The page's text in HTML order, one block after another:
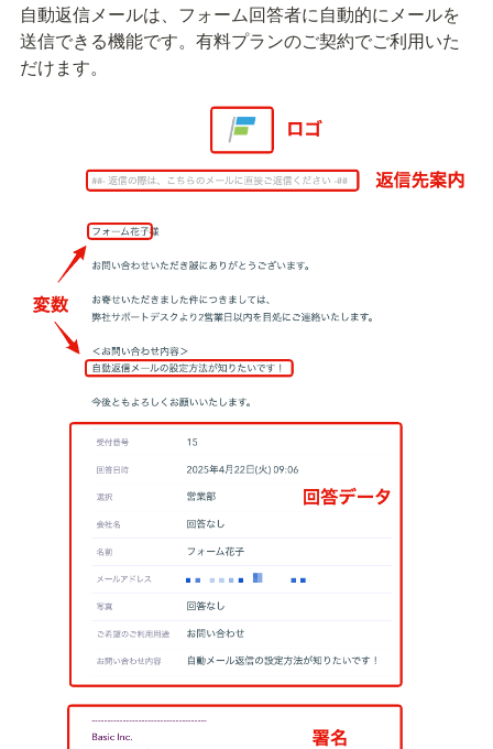
自動返信メールは、フォーム回答者に自動的にメールを
送信できる機能です。有料プランのご契約でご利用いた
だけます。